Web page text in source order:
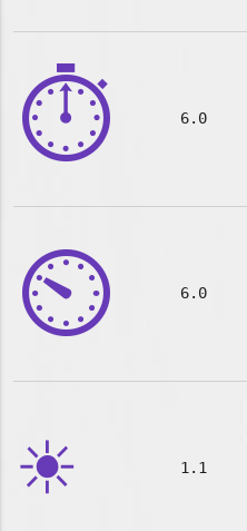
⏱️ 6.0
⏲️ 6.0
☀️ 1.1